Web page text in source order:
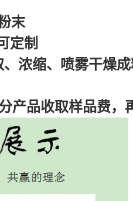
末
定制
浓缩、喷雾干燥
品收取样品费，